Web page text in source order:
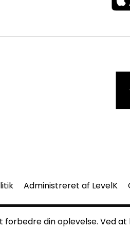
forbedre din oplevelse. Ved
Administreret af LevelK
Ingen del af denne